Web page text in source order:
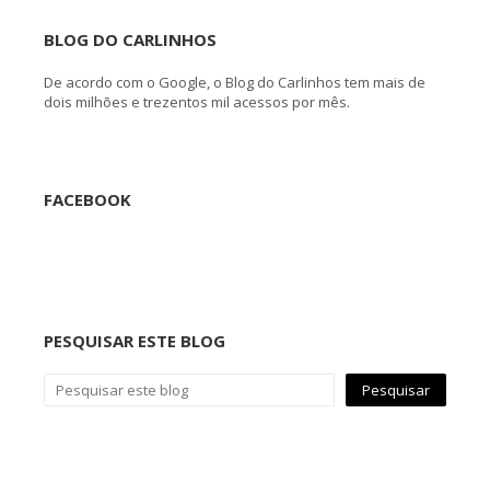
BLOG DO CARLINHOS
De acordo com o Google, o Blog do Carlinhos tem mais de
dois milhões e trezentos mil acessos por mês.
FACEBOOK
PESQUISAR ESTE BLOG